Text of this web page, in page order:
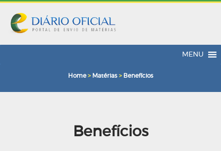
MENU
Home> Matérias> Benefícios
Benefícios